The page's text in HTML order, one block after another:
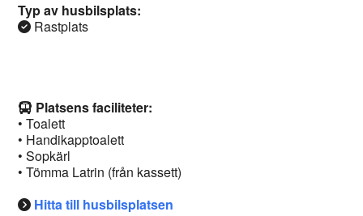
Typ av husbilsplats:
Rastplats
Platsens faciliteter:
• Toalett
• Handikapptoalett
• Sopkärl
• Tömma Latrin (från kassett)
Hitta till husbilsplatsen